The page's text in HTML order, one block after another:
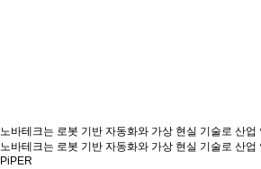
노바테크는 로봇 기반 자동화와 가상 현실 기술로 산업
노바테크는 로봇 기반 자동화와 가상 현실 기술로 산업
PiPER